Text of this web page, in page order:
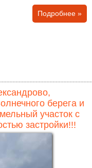
площадь
жилое
Первый
включает...
Подробнее »
берега и
участок с
застройки!!!